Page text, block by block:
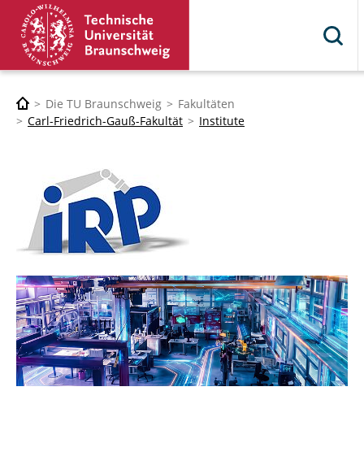
Die TU Braunschweig
Fakultäten
Carl-Friedrich-Gauß-Fakultät
Institute